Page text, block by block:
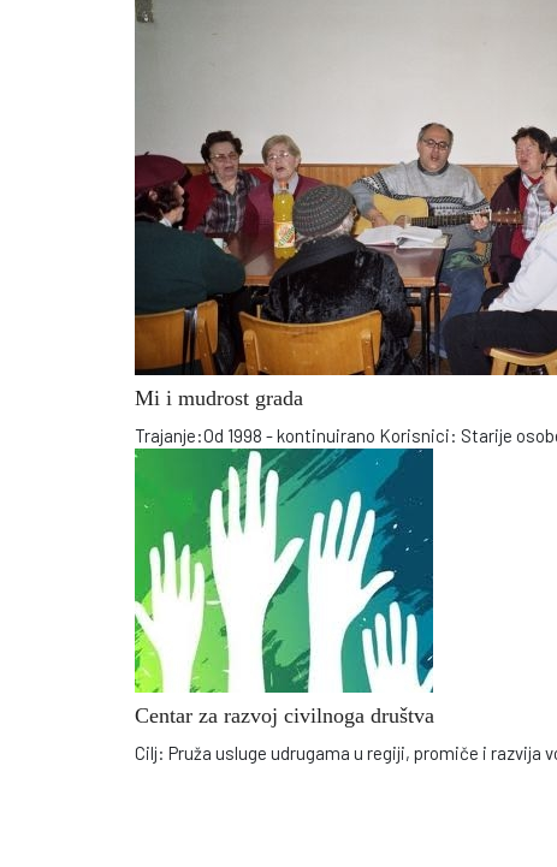
Mi i mudrost grada
Trajanje:Od 1998 - kontinuirano Korisnici: Starije
Centar za razvoj civilnoga društva
Cilj: Pruža usluge udrugama u regiji, promiče i